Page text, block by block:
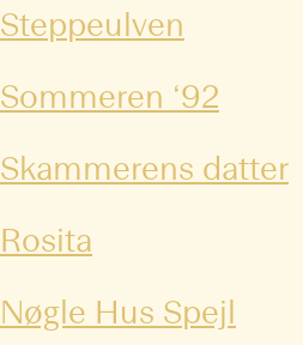
Steppeulven
Sommeren ‘92
Skammerens datter
Rosita
Nøgle Hus Spejl